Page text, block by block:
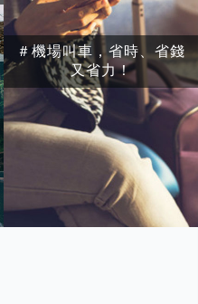
＃機場叫車，省時、省錢
又省力！